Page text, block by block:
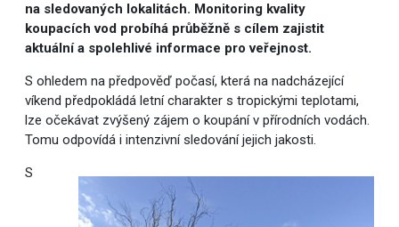
na sledovaných lokalitách. Monitoring kvality
koupacích vod probíhá průběžně s cílem zajistit
aktuální a spolehlivé informace pro veřejnost.
S ohledem na předpověď počasí, která na nadcházející
víkend předpokládá letní charakter s tropickými teplotami,
lze očekávat zvýšený zájem o koupání v přírodních vodách.
Tomu odpovídá i intenzivní sledování jejich jakosti.
S